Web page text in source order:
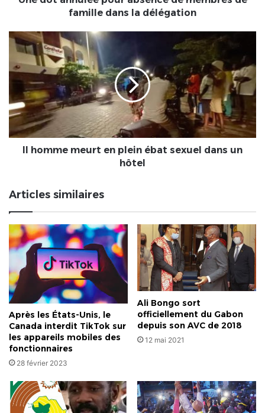
famille dans la délégation
Il
homme
meurt
en
ébat
sexuel
dans
un
hôtel Il homme meurt en plein ébat sexuel dans un
hôtel
Articles similaires
Après les États-Unis, le
Canada interdit TikTok sur
les appareils mobiles des
fonctionnaires
28 février 2023
Ali Bongo sort
officiellement du Gabon
depuis son AVC de 2018
12 mai 2021